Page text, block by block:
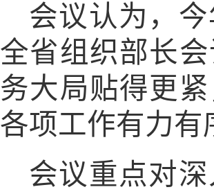
会议认为，
全省组织部长
务大局贴得更
各项工作有力有
会议重点对